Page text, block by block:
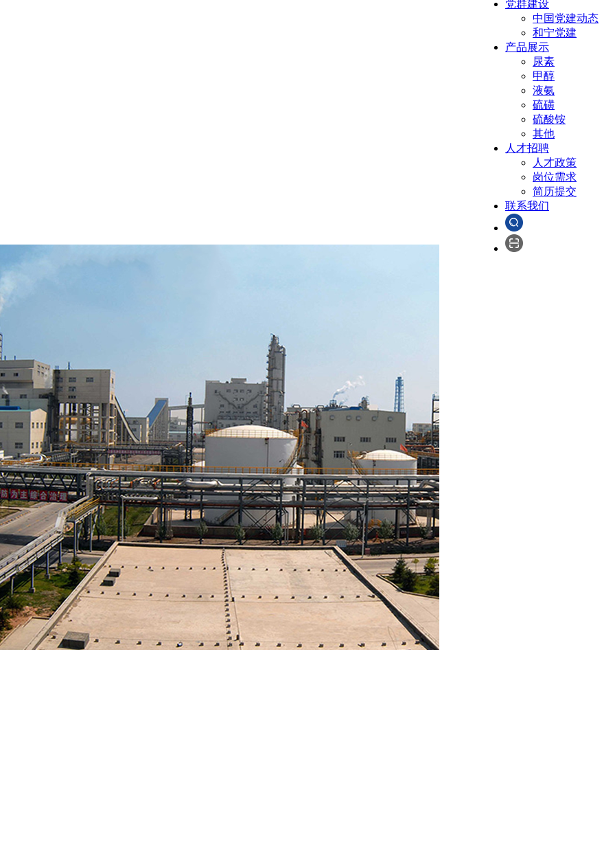
党群建设
中国党建动态
和宁党建
产品展示
尿素
甲醇
液氨
硫磺
硫酸铵
其他
人才招聘
人才政策
岗位需求
简历提交
联系我们